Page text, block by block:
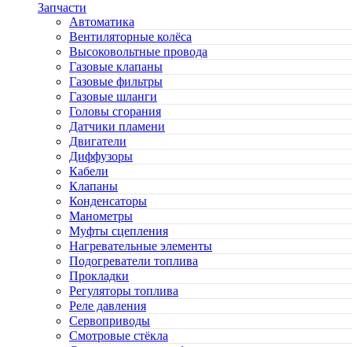
Запчасти
Автоматика
Вентиляторные колёса
Высоковольтные провода
Газовые клапаны
Газовые фильтры
Газовые шланги
Головы сгорания
Датчики пламени
Двигатели
Диффузоры
Кабели
Клапаны
Конденсаторы
Манометры
Муфты сцепления
Нагревательные элементы
Подогреватели топлива
Прокладки
Регуляторы топлива
Реле давления
Сервоприводы
Смотровые стёкла